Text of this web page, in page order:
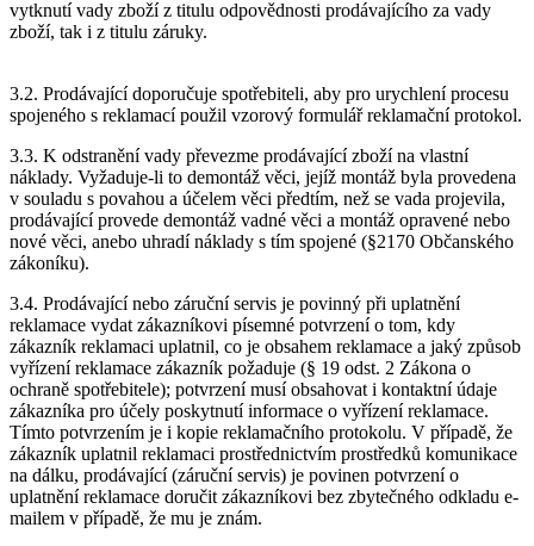
vytknutí vady zboží z titulu odpovědnosti prodávajícího za vady
zboží, tak i z titulu záruky.
3.2. Prodávající doporučuje spotřebiteli, aby pro urychlení procesu
spojeného s reklamací použil vzorový formulář reklamační protokol.
3.3. K odstranění vady převezme prodávající zboží na vlastní
náklady. Vyžaduje-li to demontáž věci, jejíž montáž byla provedena
v souladu s povahou a účelem věci předtím, než se vada projevila,
prodávající provede demontáž vadné věci a montáž opravené nebo
nové věci, anebo uhradí náklady s tím spojené (§2170 Občanského
zákoníku).
3.4. Prodávající nebo záruční servis je povinný při uplatnění
reklamace vydat zákazníkovi písemné potvrzení o tom, kdy
zákazník reklamaci uplatnil, co je obsahem reklamace a jaký způsob
vyřízení reklamace zákazník požaduje (§ 19 odst. 2 Zákona o
ochraně spotřebitele); potvrzení musí obsahovat i kontaktní údaje
zákazníka pro účely poskytnutí informace o vyřízení reklamace.
Tímto potvrzením je i kopie reklamačního protokolu. V případě, že
zákazník uplatnil reklamaci prostřednictvím prostředků komunikace
na dálku, prodávající (záruční servis) je povinen potvrzení o
uplatnění reklamace doručit zákazníkovi bez zbytečného odkladu e-
mailem v případě, že mu je znám.